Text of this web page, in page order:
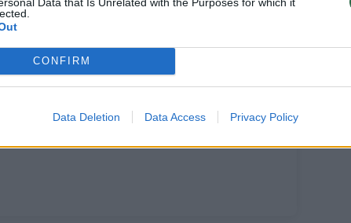
CONFIRM
Data Deletion Data Access Privacy Policy